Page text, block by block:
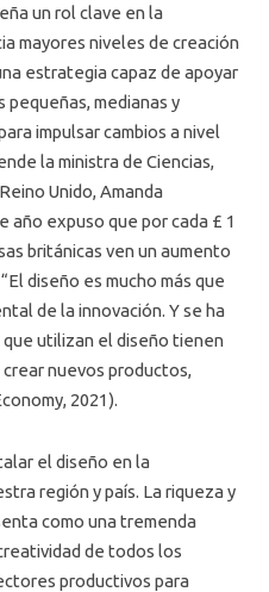
un rol clave en la
mayores niveles de creación
estrategia capaz de apoyar
pequeñas, medianas y
impulsar cambios a nivel
la ministra de Ciencias,
Unido, Amanda
año expuso que por cada £ 1
británicas ven un aumento
diseño es mucho más que
de la innovación. Y se ha
utilizan el diseño tienen
nuevos productos,
2021).
el diseño en la
región y país. La riqueza y
como una tremenda
de todos los
productivos para